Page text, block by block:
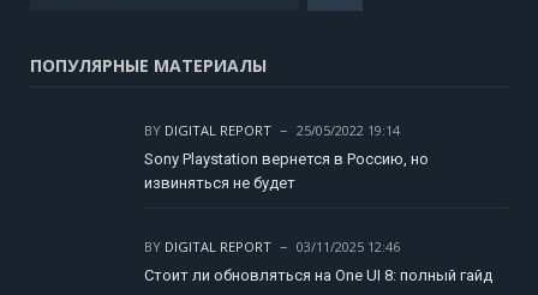
ПОПУЛЯРНЫЕ МАТЕРИАЛЫ
BY DIGITAL REPORT
25/05/2022 19:14
Sony Playstation вернется в Россию, но
извиняться не будет
BY DIGITAL REPORT
03/11/2025 12:46
Стоит ли обновляться на One UI 8: полный гайд